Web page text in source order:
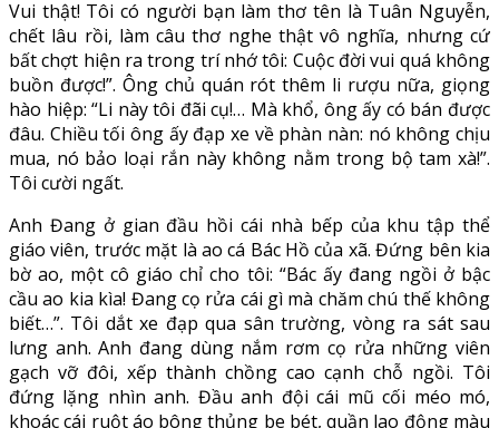
Vui thật! Tôi có người bạn làm thơ tên là Tuân Nguyễn,
chết lâu rồi, làm câu thơ nghe thật vô nghĩa, nhưng cứ
bất chợt hiện ra trong trí nhớ tôi: Cuộc đời vui quá không
buồn được!”. Ông chủ quán rót thêm li rượu nữa, giọng
hào hiệp: “Li này tôi đãi cụ!… Mà khổ, ông ấy có bán được
đâu. Chiều tối ông ấy đạp xe về phàn nàn: nó không chịu
mua, nó bảo loại rắn này không nằm trong bộ tam xà!”.
Tôi cười ngất.
Anh Đang ở gian đầu hồi cái nhà bếp của khu tập thể
giáo viên, trước mặt là ao cá Bác Hồ của xã. Đứng bên kia
bờ ao, một cô giáo chỉ cho tôi: “Bác ấy đang ngồi ở bậc
cầu ao kia kìa! Đang cọ rửa cái gì mà chăm chú thế không
biết…”. Tôi dắt xe đạp qua sân trường, vòng ra sát sau
lưng anh. Anh đang dùng nắm rơm cọ rửa những viên
gạch vỡ đôi, xếp thành chồng cao cạnh chỗ ngồi. Tôi
đứng lặng nhìn anh. Đầu anh đội cái mũ cối méo mó,
khoác cái ruột áo bông thủng be bét, quần lao động màu